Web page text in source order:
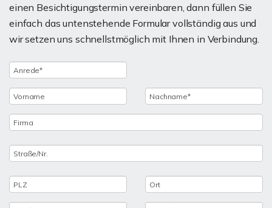
einen Besichtigungstermin vereinbaren, dann füllen Sie
einfach das untenstehende Formular vollständig aus und
wir setzen uns schnellstmöglich mit Ihnen in Verbindung.